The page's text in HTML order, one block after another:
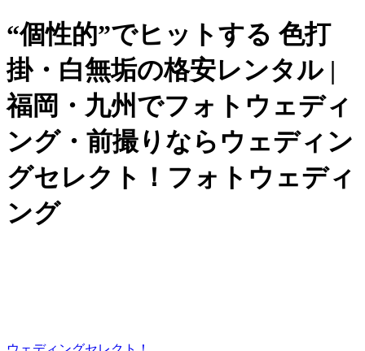
“個性的”でヒットする 色打
掛・白無垢の格安レンタル |
福岡・九州でフォトウェディ
ング・前撮りならウェディン
グセレクト！フォトウェディ
ング